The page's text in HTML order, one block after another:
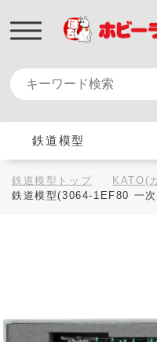
鉄道模型
鉄道模型トップ KATO(
鉄道模型(3064-1EF80 一